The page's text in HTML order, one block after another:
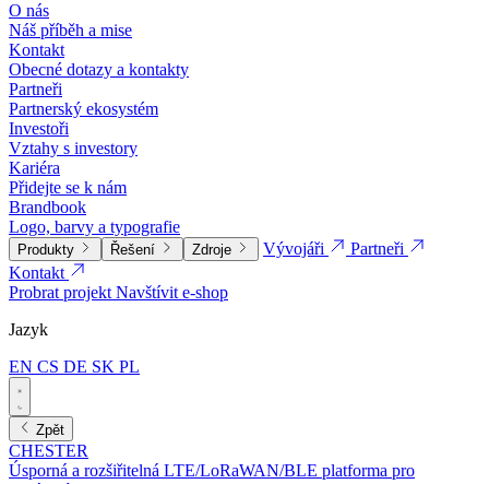
O nás
Náš příběh a mise
Kontakt
Obecné dotazy a kontakty
Partneři
Partnerský ekosystém
Investoři
Vztahy s investory
Kariéra
Přidejte se k nám
Brandbook
Logo, barvy a typografie
Produkty Řešení Zdroje Vývojáři
Partneři
Kontakt
Probrat projektNavštívit e-shop
Jazyk
EN CS DE SK PL
Zpět
CHESTER
Úsporná a rozšiřitelná LTE/LoRaWAN/BLE platforma pro